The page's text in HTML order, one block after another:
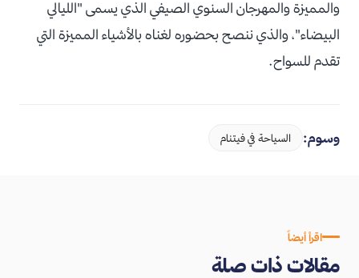
والمميزة والمهرجان السنوي الصيفي الذي يسمى "الليالي
البيضاء"، والذي ننصح بحضوره لغناه بالأشياء المميزة التي
تقدم للسواح.
وسوم: السياحة في فيتنام
اقرأ أيضاً
مقالات ذات صلة